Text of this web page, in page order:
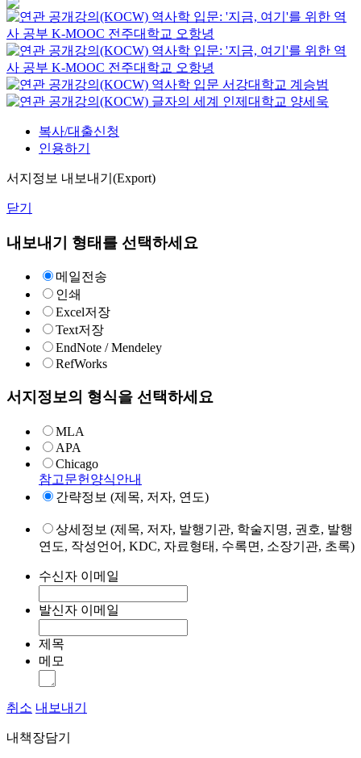
역사학 입문: '지금, 여기'를 위한 역
사 공부 K-MOOC 전주대학교 오항녕
역사학 입문: '지금, 여기'를 위한 역
사 공부 K-MOOC 전주대학교 오항녕
역사학 입문 서강대학교 계승범
글자의 세계 인제대학교 양세욱
복사/대출신청
인용하기
서지정보 내보내기(Export)
닫기
내보내기 형태를 선택하세요
메일전송
인쇄
Excel저장
Text저장
EndNote / Mendeley
RefWorks
서지정보의 형식을 선택하세요
MLA
APA
Chicago
참고문헌양식안내
간략정보 (제목, 저자, 연도)
상세정보 (제목, 저자, 발행기관, 학술지명, 권호, 발행
연도, 작성언어, KDC, 자료형태, 수록면, 소장기관, 초록)
수신자 이메일
발신자 이메일
제목
메모
취소 내보내기
내책장담기